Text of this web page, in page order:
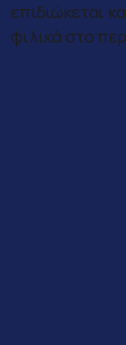
επιδιώκεται
φιλικά στο